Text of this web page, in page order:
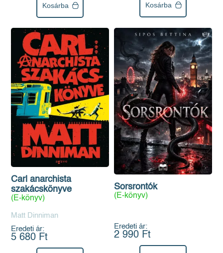
Kosárba Kosárba
Carl anarchista
szakácskönyve
(E-könyv)
Matt Dinniman
Eredeti ár:
5 680 Ft
Sorsrontók
(E-könyv)
Eredeti ár:
2 990 Ft